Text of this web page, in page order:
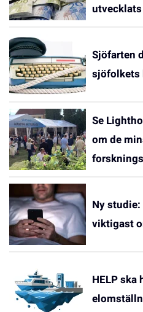
utvecklats
Sjöfarten
sjöfolkets
Se
om de
Ny
viktigast
HELP ska